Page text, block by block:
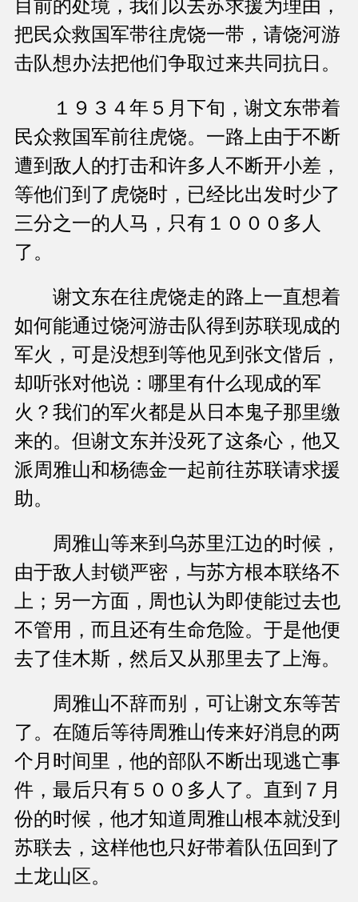
目前的处境，我们以去苏求援为理由，
把民众救国军带往虎饶一带，请饶河游
击队想办法把他们争取过来共同抗日。
１９３４年５月下旬，谢文东带着
民众救国军前往虎饶。一路上由于不断
遭到敌人的打击和许多人不断开小差，
等他们到了虎饶时，已经比出发时少了
三分之一的人马，只有１０００多人
了。
谢文东在往虎饶走的路上一直想着
如何能通过饶河游击队得到苏联现成的
军火，可是没想到等他见到张文偕后，
却听张对他说：哪里有什么现成的军
火？我们的军火都是从日本鬼子那里缴
来的。但谢文东并没死了这条心，他又
派周雅山和杨德金一起前往苏联请求援
助。
周雅山等来到乌苏里江边的时候，
由于敌人封锁严密，与苏方根本联络不
上；另一方面，周也认为即使能过去也
不管用，而且还有生命危险。于是他便
去了佳木斯，然后又从那里去了上海。
周雅山不辞而别，可让谢文东等苦
了。在随后等待周雅山传来好消息的两
个月时间里，他的部队不断出现逃亡事
件，最后只有５００多人了。直到７月
份的时候，他才知道周雅山根本就没到
苏联去，这样他也只好带着队伍回到了
土龙山区。